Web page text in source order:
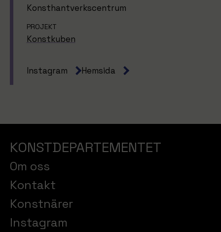
Konsthantverkscentrum
PROJEKT
Konstkuben
Instagram Hemsida
KONSTDEPARTEMENTET
Om oss
Kontakt
Konstnärer
Instagram